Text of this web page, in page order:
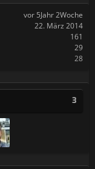
vor 5Jahr 2Woche
22. März 2014
161
29
28
3